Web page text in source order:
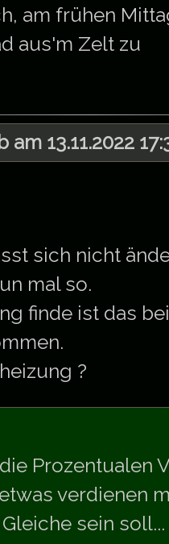
am frühen
aus'm Zelt zu
am 13.11.2022
sich nicht
mal so.
finde ist das
?
Prozentualen
verdienen
sein soll...